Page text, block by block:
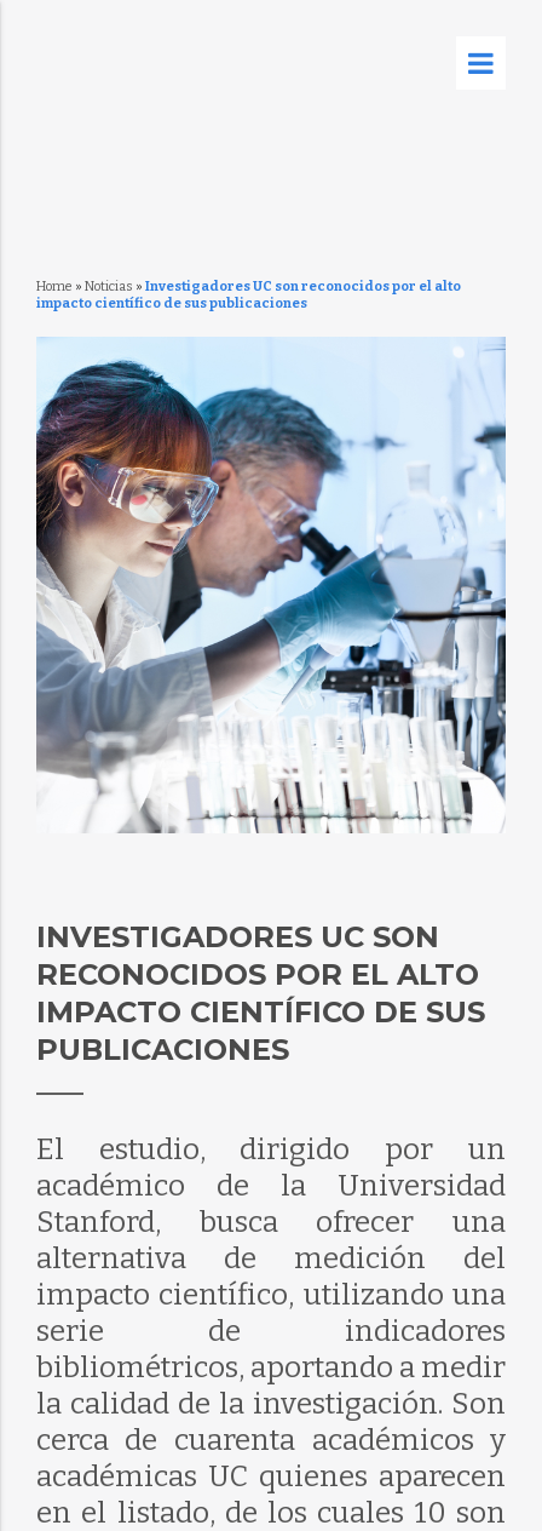
Home » Noticias » Investigadores UC son reconocidos por el alto
impacto científico de sus publicaciones
INVESTIGADORES UC SON
RECONOCIDOS POR EL ALTO
IMPACTO CIENTÍFICO DE SUS
PUBLICACIONES
El estudio, dirigido por un
académico de la Universidad
Stanford, busca ofrecer una
alternativa de medición del
impacto científico, utilizando una
serie de indicadores
bibliométricos, aportando a medir
la calidad de la investigación. Son
cerca de cuarenta académicos y
académicas UC quienes aparecen
en el listado, de los cuales 10 son